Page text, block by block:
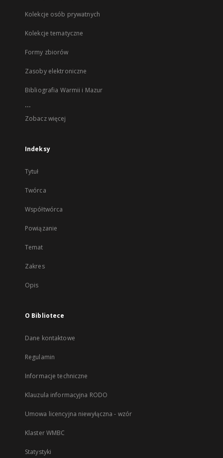
Kolekcje osób prywatnych
Kolekcje tematyczne
Formy zbiorów
Zasoby elektroniczne
Bibliografia Warmii i Mazur
...
Zobacz więcej
Indeksy
Tytuł
Twórca
Współtwórca
Powiązanie
Temat
Zakres
Opis
O Bibliotece
Dane kontaktowe
Regulamin
Informacje techniczne
Klauzula informacyjna RODO
Umowa licencyjna niewyłączna - wzór
Klaster WMBC
Statystyki